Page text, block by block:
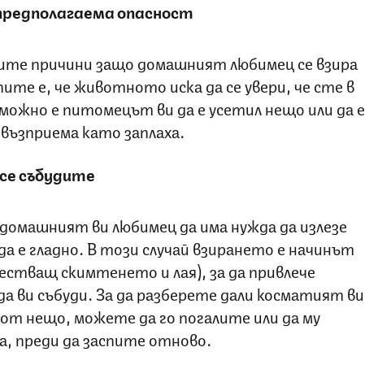
опасност
причини защо домашният любимец се взира
е, че животното иска да се увери, че сте в
е питомецът ви да е усетил нещо или да е
като заплаха.
събудите
ви любимец да има нужда да излезе
е гладно. В този случай взирането е начинът
скимтенето и лая), за да привлече
ви събуди. За да разберете дали косматият ви
нещо, можете да го погалите или да му
преди да заспите отново.